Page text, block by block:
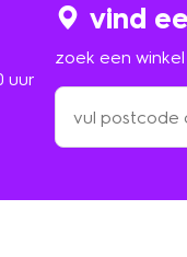
uur
vind
zoek een
zoek
een
winkel
in